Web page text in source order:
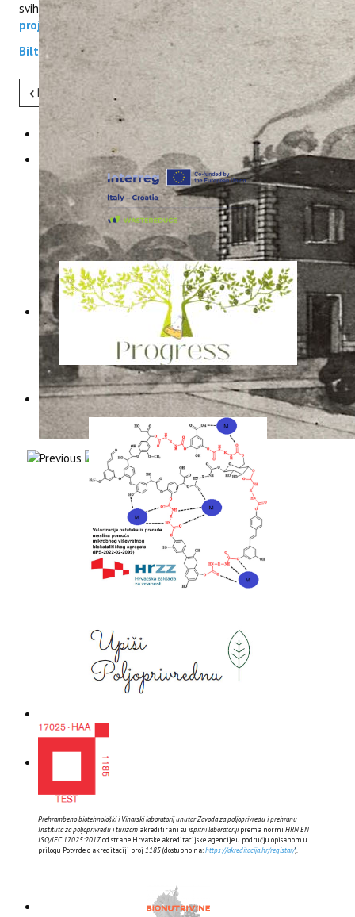
svih događanja možete pročitati na službenoj stranici
projekta
Bilten -
10
Pret Sljedeće
Prehrambeno biotehnološki i Vinarski laboratorij unutar Zavoda za poljoprivredu i prehranu
Instituta za poljoprivredu i turizam akreditirani su ispitni laboratorijiprema normi HRN EN
ISO/IEC 17025:2017od strane Hrvatske akreditacijske agencije u području opisanom u
prilogu Potvrde o akreditaciji broj 1185(dostupno na:https://akreditacija.hr/registar/).